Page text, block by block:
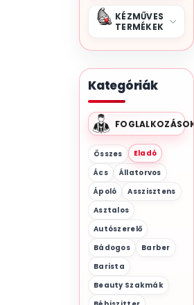
KÉZMŰVES
TERMÉKEK
Kategóriák
FOGLALKOZÁSOK
Összes
Eladó
Ács
Állatorvos
Ápoló
Asszisztens
Asztalos
Autószerelő
Bádogos
Barber
Barista
Beauty Szakmák